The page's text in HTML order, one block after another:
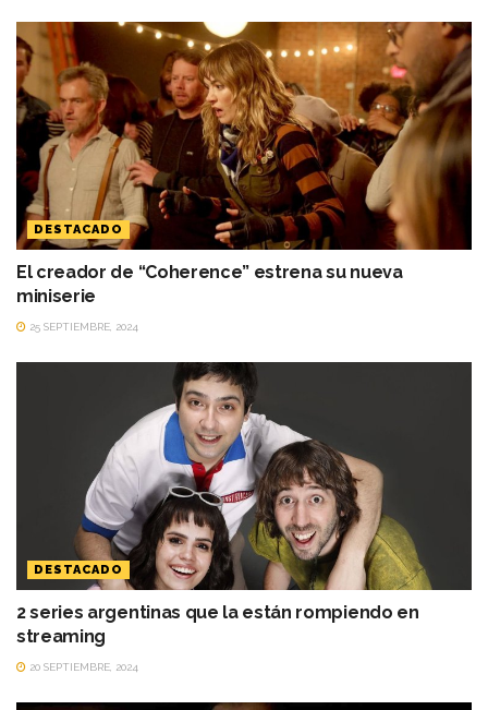
DESTACADO
El creador de “Coherence” estrena su nueva
miniserie
25 SEPTIEMBRE, 2024
DESTACADO
2 series argentinas que la están rompiendo en
streaming
20 SEPTIEMBRE, 2024